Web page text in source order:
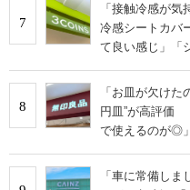
7
「接触冷感が
冷感シートカバ
て良い感じ」「
8
「お皿が欠け
円皿”が高評価
で使えるのが◎
「車に常備し